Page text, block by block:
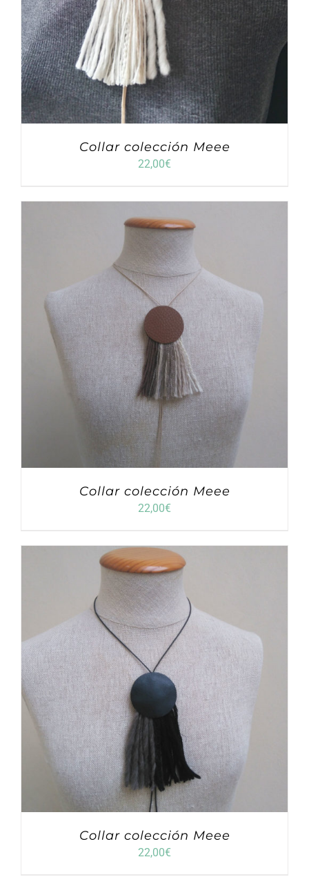
Collar colección Meee
22,00€
Collar colección Meee
22,00€
Collar colección Meee
22,00€